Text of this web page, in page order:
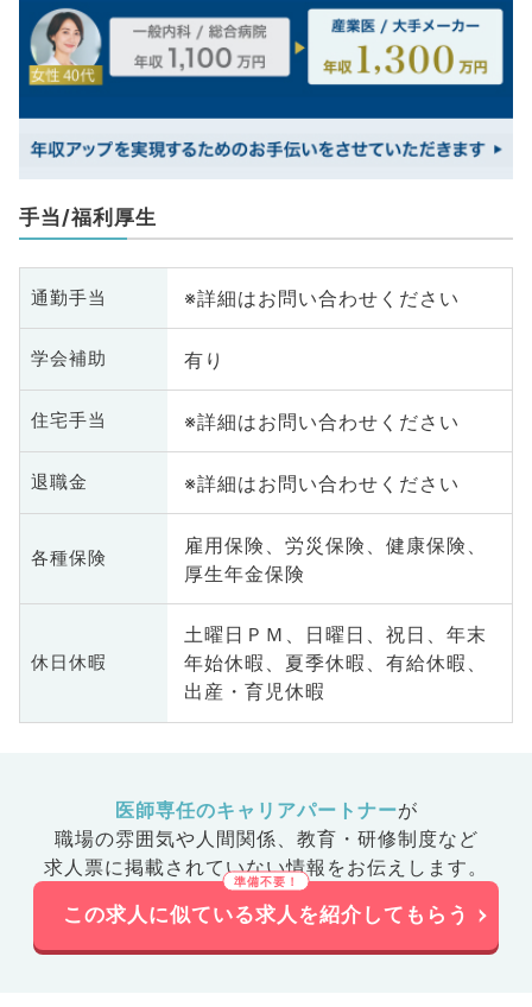
手当/福利厚生
通勤手当 ※詳細はお問い合わせください
学会補助 有り
住宅手当 ※詳細はお問い合わせください
退職金 ※詳細はお問い合わせください
各種保険
雇用保険、労災保険、健康保険、
厚生年金保険
休日休暇
土曜日ＰＭ、日曜日、祝日、年末
年始休暇、夏季休暇、有給休暇、
出産・育児休暇
医師専任のキャリアパートナーが
職場の雰囲気や人間関係、 教育・研修制度など
求人票に掲載されていない情報をお伝えします。
この求人に似ている求人を紹介してもらう